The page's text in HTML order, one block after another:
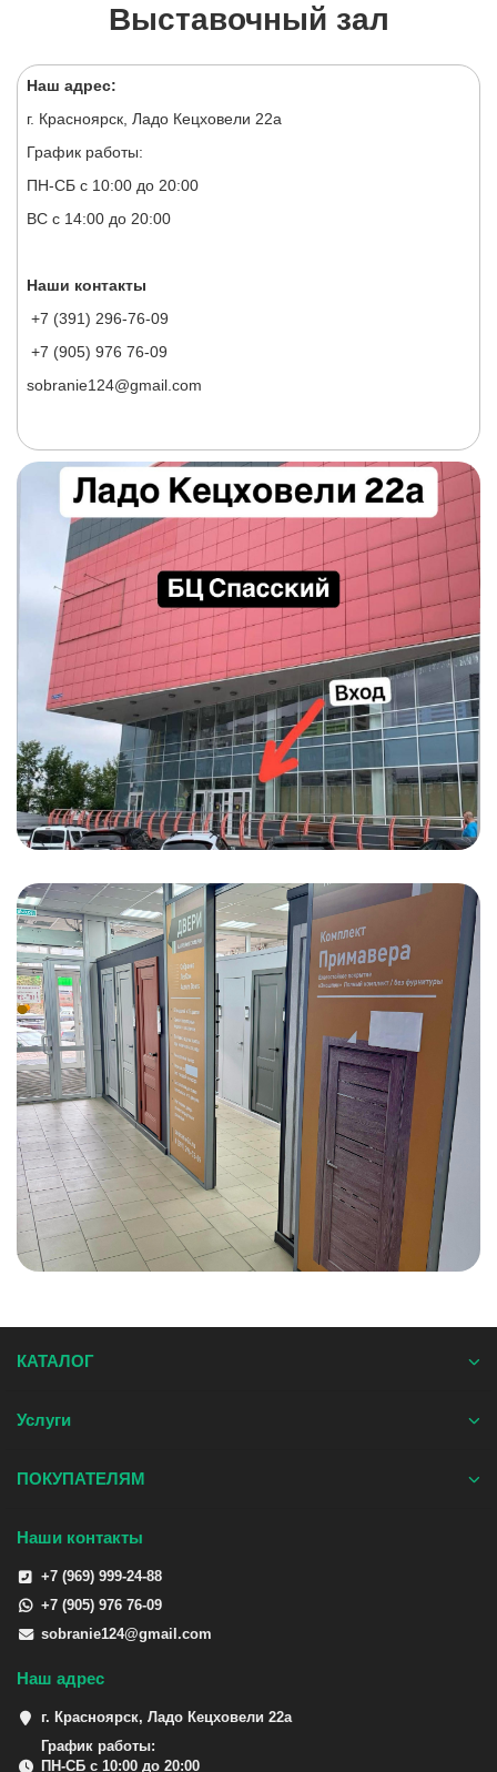
Выставочный зал
Наш адрес:
г. Красноярск, Ладо Кецховели 22а
График работы:
ПН-СБ с 10:00 до 20:00
ВС с 14:00 до 20:00
Наши контакты
+7 (391) 296-76-09
+7 (905) 976 76-09
sobranie124@gmail.com
КАТАЛОГ
Услуги
ПОКУПАТЕЛЯМ
Наши контакты
+7 (969) 999-24-88
+7 (905) 976 76-09
sobranie124@gmail.com
Наш адрес
г. Красноярск, Ладо Кецховели 22а
График работы:
ПН-СБ с 10:00 до 20:00